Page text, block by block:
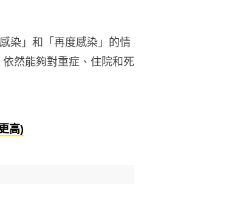
染」和「再度感染」的情
然能夠對重症、住院和死
高)